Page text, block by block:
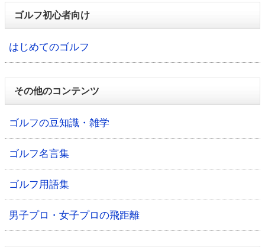
ゴルフ初心者向け
はじめてのゴルフ
その他のコンテンツ
ゴルフの豆知識・雑学
ゴルフ名言集
ゴルフ用語集
男子プロ・女子プロの飛距離